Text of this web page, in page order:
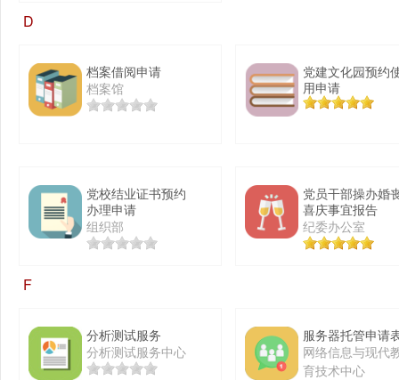
D
档案借阅申请
档案馆
党建文化园预约
用申请
党校结业证书预约
办理申请
组织部
党员干部操办婚
喜庆事宜报告
纪委办公室
F
分析测试服务
分析测试服务中心
服务器托管申请
网络信息与现代
育技术中心